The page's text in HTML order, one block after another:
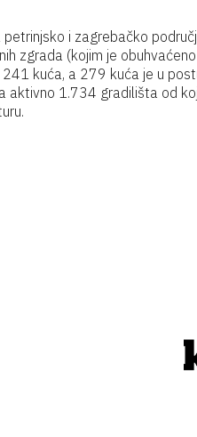
petrinjsko i zagrebačko
zgrada (kojim je
kuća, a 279 kuća je u
aktivno 1.734 gradilišta od